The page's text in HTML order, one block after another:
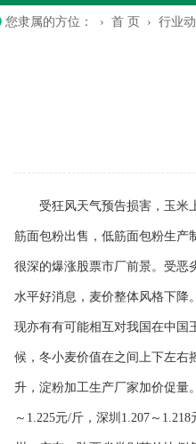
您隶属的方位： › 首 页 › 行业
受狂风天气预告损害，玉米上
筋面包粉出售，低筋面包粉生
很深的爆涨股票市厂前景。受恶
水平好消息，麦价整体风格下降
现亦有有可能相互对我国在
候，冬小麦价值在之间上下左右
升，淀粉加工生产厂家加价促量
～1.225元/斤，深圳1.207～